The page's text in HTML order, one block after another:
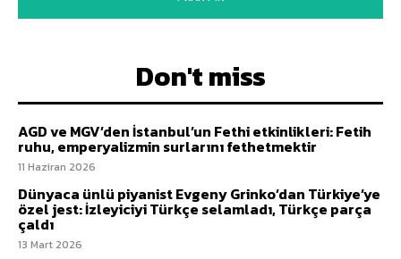
Don't miss
AGD ve MGV’den İstanbul’un Fethi etkinlikleri: Fetih
ruhu, emperyalizmin surlarını fethetmektir
11 Haziran 2026
Dünyaca ünlü piyanist Evgeny Grinko’dan Türkiye’ye
özel jest: İzleyiciyi Türkçe selamladı, Türkçe parça
çaldı
13 Mart 2026